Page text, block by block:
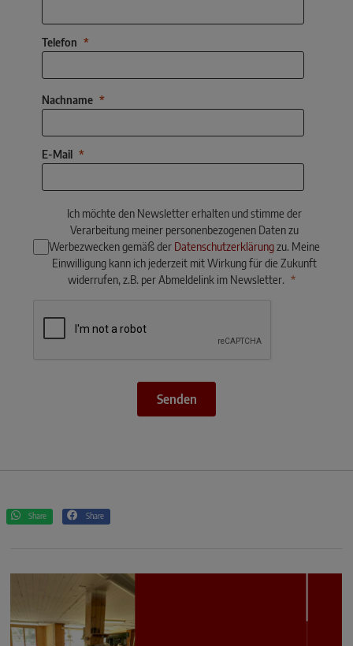
Telefon
Nachname
E-Mail
Ich möchte den Newsletter erhalten und stimme der
Verarbeitung meiner personenbezogenen Daten zu
Werbezwecken gemäß der Datenschutzerklärungzu. Meine
Einwilligung kann ich jederzeit mit Wirkung für die Zukunft
widerrufen, z.B. per Abmeldelink im Newsletter.
Senden
Share Share